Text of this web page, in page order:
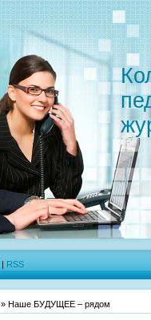
| RSS
» Наше БУДУЩЕЕ – рядом